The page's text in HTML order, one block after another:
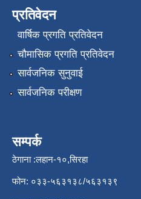
प्रतिवेदन
वार्षिक प्रगति प्रतिवेदन
चौमासिक प्रगति प्रतिवेदन
सार्वजनिक सुनुवाई
सार्वजनिक परीक्षण
सम्पर्क
ठेगाना :लहान-१०,सिरहा
फोन: ०३३-५६३१३८/५६३१३९